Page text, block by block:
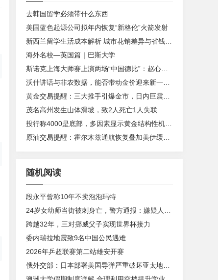
去韩国留学必须带什么东西
美国蓝色起源公司拟年内恢复“新格伦”火箭发射
新西兰留学生活成本解析 城市花销差异与省钱规划
海外名校—英国篇｜巴斯大学
斯诺克上海大师赛上演两场“中国德比”：赵心童、吴宜泽晋级八强
沃什讲话与非农数据，能否带动金价迎来新一轮趋势行情？
黄金交易提醒：三大推手引爆金市，日内巨震150美元！非农决战来了！
茂名高州发生山体滑坡，致2人死亡1人失联
投行称4000是底部，多因素显示黄金结构性机会显现
原油交易提醒：霍尔木兹通航恢复叠加美伊缓和预期压制风险溢价，原油回落至70美元附近并进入供应过剩定价阶段
随机阅读
段永平曾称10年不卖泡泡玛特
跨越32年，三对挪威父子实现世界杯接力
委内瑞拉地震致9名中国公民遇难
2026年乒超联赛第二站雄安开赛
俄外交部：日本部署美国导弹严重破坏亚太地区稳定